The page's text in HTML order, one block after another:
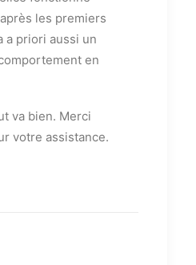
les premiers
a priori aussi un
en
va bien. Merci
votre assistance.